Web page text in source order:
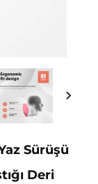
Sürüşü
Deri